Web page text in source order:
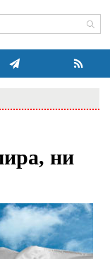
ни